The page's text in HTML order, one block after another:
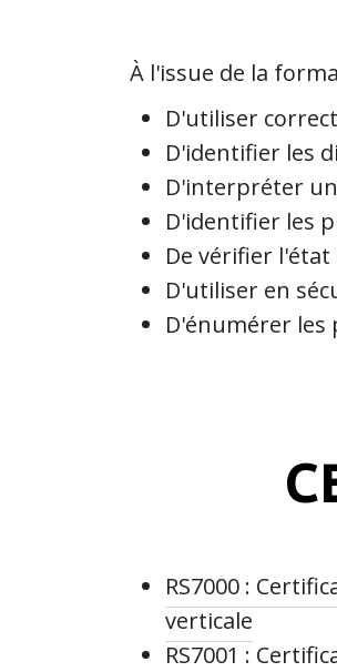
À l'issue de la
D'utiliser
D'identifier les
D'interpréter un
D'identifier les
De vérifier
D'utiliser en
D'énumérer les
RS7000 :
verticale
RS7001 :